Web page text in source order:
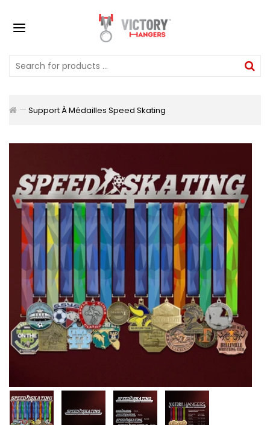
Support À Médailles Speed Skating